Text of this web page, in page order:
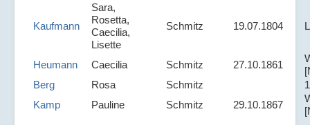
Kaufmann
Sara,
Rosetta,
Caecilia,
Lisette
Schmitz 19.07.1804
Heumann Caecilia Schmitz 27.10.1861
Berg
Rosa Schmitz
Kamp
Pauline Schmitz 29.10.1867